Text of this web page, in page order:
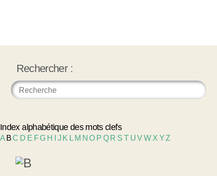
Rechercher :
Index alphabétique des mots clefs
A BC D E FG H J K L M NO P Q R S T UVW X YZ